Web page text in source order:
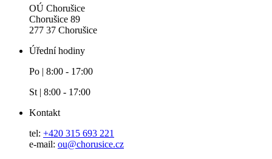
OÚ Chorušice
Chorušice 89
277 37 Chorušice
Úřední hodiny
Po | 8:00 - 17:00
St | 8:00 - 17:00
Kontakt
tel: +420 315 693 221
e-mail: ou@chorusice.cz